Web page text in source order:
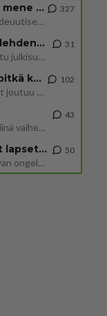
Martinan bisneksillä ei mene hyvin
https://www.iltalehti.fi/viihdeuutiset/a/c46da6ab-340f-4790-aaa7-0865eed2336 Yrityksen konkurssihakemus on tullut kärä
327
Tiesitkö? Martina Aitolehden isäpuoli on tämä suosittu laulaja
Martina Aitolehti on seurattu julkisuuden henkilö. Lähipiiriin mahtuu muitakin tunnettuja henkilöitä. Tiesitkö, että Ma
31
2 km on nykyään liian pitkä koulumatka
Hesarissa päivitellään lapset joutuu nyt kulkemaan 2 km kouluun jösses. Ruostefillarilla tuo matka menee vaikka miten äk
102
Mutta mies vain tuijottaa, siinä vaiheessa käännän itse pään pois. Mikä juttu? Yleensä jos joku tuijottaa tai katsoo, hä
43
Uusioperheen aikuiset lapset tyhjentää jääkaapin käydessään
Miten selvittäisitte seuraavan ongelman, meillä on uusioperhe, minulla teini-ikäiset lapset ja puolisolla aikuiset, jotk
50